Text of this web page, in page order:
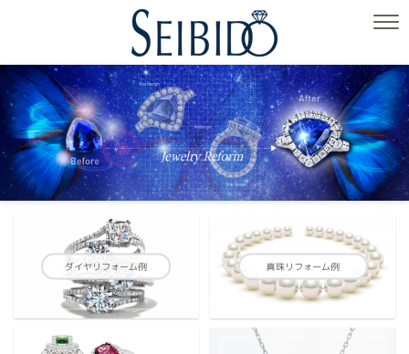
ダイヤリフォーム例 真珠リフォーム例